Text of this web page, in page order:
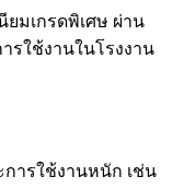
ยมเกรดพิเศษ ผ่าน
รใช้งานในโรงงาน
ารใช้งานหนัก เช่น